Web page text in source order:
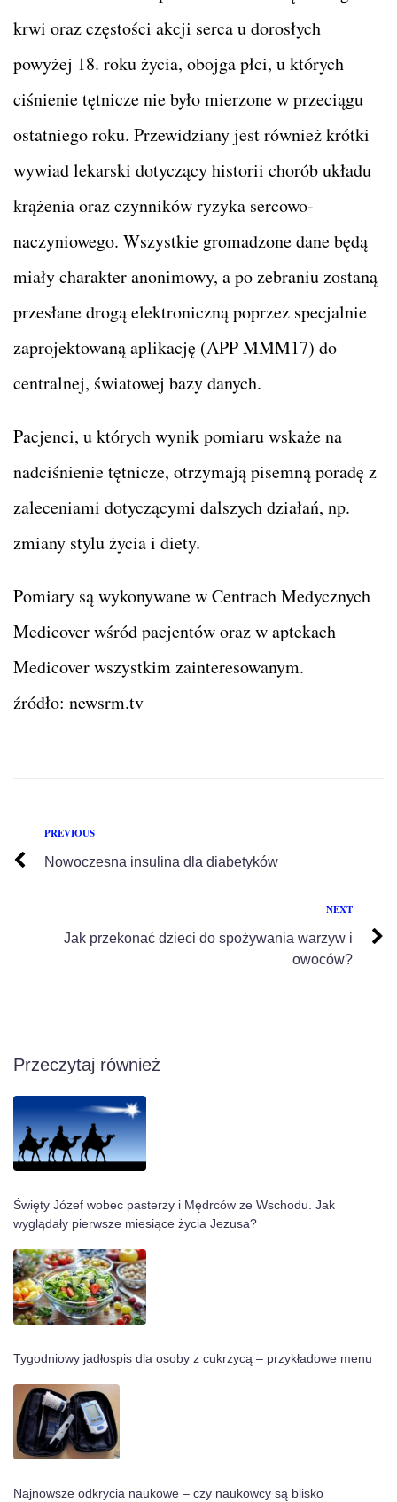
krwi oraz częstości akcji serca u dorosłych
powyżej 18. roku życia, obojga płci, u których
ciśnienie tętnicze nie było mierzone w przeciągu
ostatniego roku. Przewidziany jest również krótki
wywiad lekarski dotyczący historii chorób układu
krążenia oraz czynników ryzyka sercowo-
naczyniowego. Wszystkie gromadzone dane będą
miały charakter anonimowy, a po zebraniu zostaną
przesłane drogą elektroniczną poprzez specjalnie
zaprojektowaną aplikację (APP MMM17) do
centralnej, światowej bazy danych.
Pacjenci, u których wynik pomiaru wskaże na
nadciśnienie tętnicze, otrzymają pisemną poradę z
zaleceniami dotyczącymi dalszych działań, np.
zmiany stylu życia i diety.
Pomiary są wykonywane w Centrach Medycznych
Medicover wśród pacjentów oraz w aptekach
Medicover wszystkim zainteresowanym.
źródło: newsrm.tv
PREVIOUS
Nowoczesna insulina dla diabetyków
NEXT
Jak przekonać dzieci do spożywania warzyw i
owoców?
Przeczytaj również
Święty Józef wobec pasterzy i Mędrców ze Wschodu. Jak
wyglądały pierwsze miesiące życia Jezusa?
Tygodniowy jadłospis dla osoby z cukrzycą – przykładowe menu
Najnowsze odkrycia naukowe – czy naukowcy są blisko